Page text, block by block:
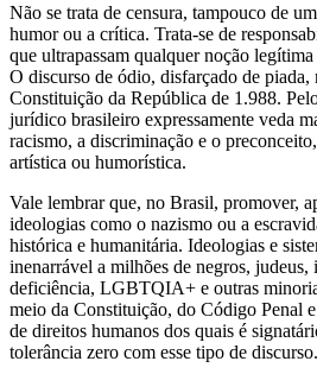
Não se trata de censura, tampouco de
humor ou a crítica. Trata-se de
que ultrapassam qualquer noção
O discurso de ódio, disfarçado de piada,
Constituição da República de 1.988.
jurídico brasileiro expressamente veda
racismo, a discriminação e o
artística ou humorística.
Vale lembrar que, no Brasil, promover,
ideologias como o nazismo ou a
histórica e humanitária. Ideologias e
inenarrável a milhões de negros, judeus,
deficiência, LGBTQIA+ e outras
meio da Constituição, do Código Penal
de direitos humanos dos quais é
tolerância zero com esse tipo de discurso.